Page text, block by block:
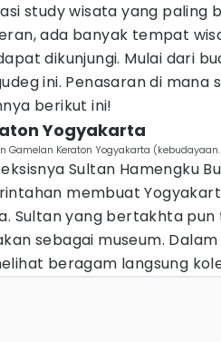
study wisata yang paling
ada banyak tempat
dikunjungi. Mulai dari
ini. Penasaran di mana
berikut ini!
Yogyakarta
Gamelan Keraton Yogyakarta
Sultan Hamengku
membuat
Sultan yang bertakhta
sebagai museum.
beragam langsung